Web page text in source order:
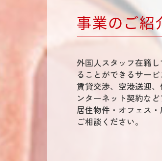
事業のご紹
外国人スタッフ在籍
ることができるサービ
賃貸交渉、空港送迎
ンターネット契約な
居住物件・オフェス
ご相談ください。